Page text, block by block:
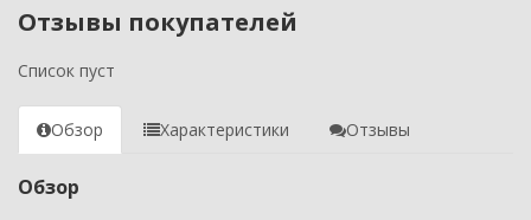
Отзывы покупателей
Список пуст
Обзор Характеристики Отзывы
Обзор